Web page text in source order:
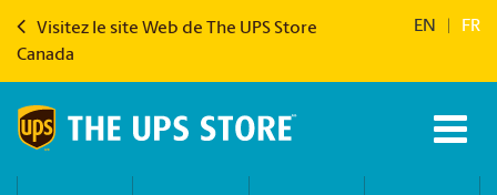
Visitez le site Web de The UPS Store
Canada
EN FR